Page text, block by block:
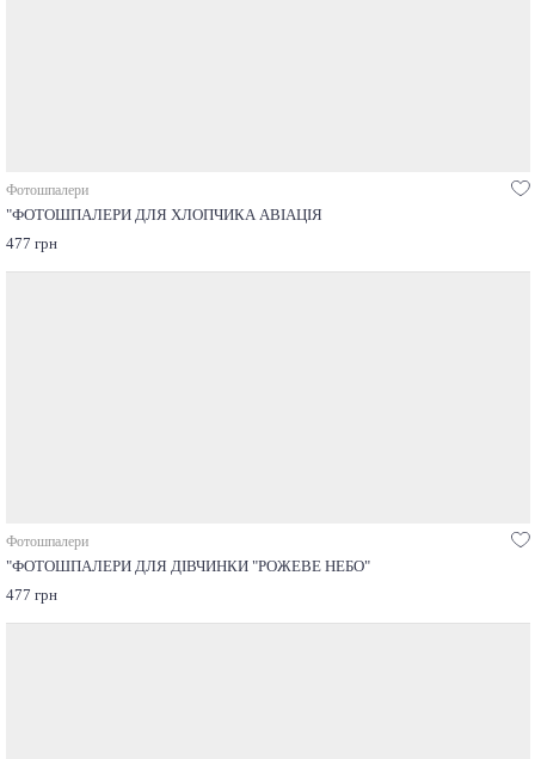
Фотошпалери
"ФОТОШПАЛЕРИ ДЛЯ ХЛОПЧИКА АВІАЦІЯ
477 грн
Фотошпалери
"ФОТОШПАЛЕРИ ДЛЯ ДІВЧИНКИ "РОЖЕВЕ НЕБО"
477 грн